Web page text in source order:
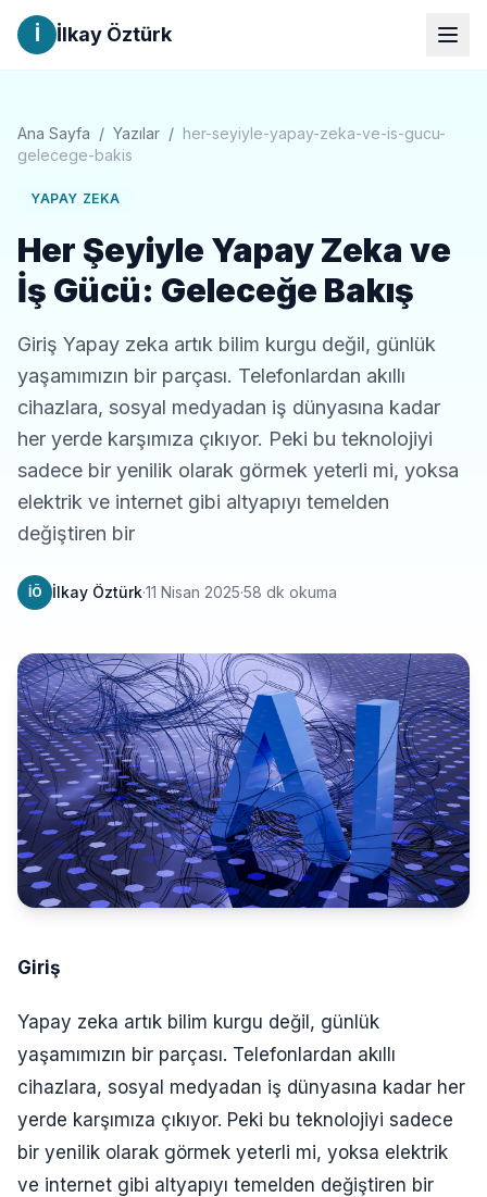
İ İlkay Öztürk
Ana Sayfa / Yazılar / her-seyiyle-yapay-zeka-ve-is-gucu-
gelecege-bakis
YAPAY ZEKA
Her Şeyiyle Yapay Zeka ve
İş Gücü: Geleceğe Bakış
Giriş Yapay zeka artık bilim kurgu değil, günlük
yaşamımızın bir parçası. Telefonlardan akıllı
cihazlara, sosyal medyadan iş dünyasına kadar
her yerde karşımıza çıkıyor. Peki bu teknolojiyi
sadece bir yenilik olarak görmek yeterli mi, yoksa
elektrik ve internet gibi altyapıyı temelden
değiştiren bir
İÖ İlkay Öztürk·11 Nisan 2025·58 dk okuma
Giriş
Yapay zeka artık bilim kurgu değil, günlük
yaşamımızın bir parçası. Telefonlardan akıllı
cihazlara, sosyal medyadan iş dünyasına kadar her
yerde karşımıza çıkıyor. Peki bu teknolojiyi sadece
bir yenilik olarak görmek yeterli mi, yoksa elektrik
ve internet gibi altyapıyı temelden değiştiren bir